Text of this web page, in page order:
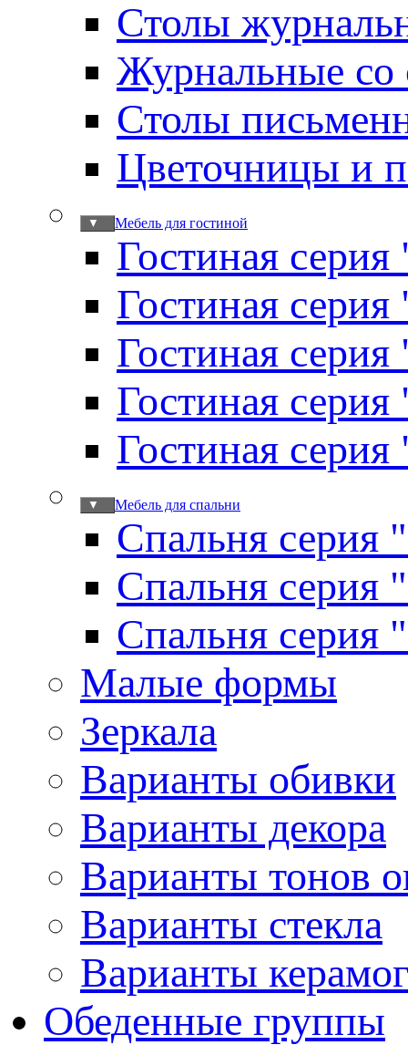
Столы
Журнальные со
Столы
Цветочницы и
Мебель для гостиной
▼
Гостиная
Гостиная
Гостиная
Гостиная
Гостиная
Мебель для спальни
▼
Спальня серия
Спальня серия
Спальня серия
Малые формы
Зеркала
Варианты обивки
Варианты декора
Варианты тонов
Варианты стекла
Варианты
Обеденные группы